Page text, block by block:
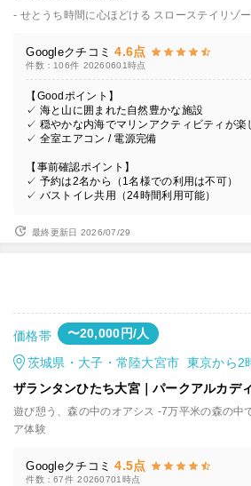
- せとうち時間に心ほどける スローステイリゾ
Googleクチコミ 4.6点
件数：106件 20260601時点
【Goodポイント】
✓ 海と山に囲まれた自然豊かな施設
✓ 穏やかな内海でマリンアクティビティが楽
✓ 全室エアコン / 電源完備
【事前確認ポイント】
✓ 予約は2名から（1名様での利用は不可）
✓ バストイレ共用（24時間利用可能）
最終更新日 2026/07/29
価格帯 〜20,000円/人
茨城県・大子・常陸大宮市 東京から2
ザランタンひたち大宮｜パークアルカデ
遊び憩う、森の中のオアシス -7万平米の森の中
ア体験
Googleクチコミ 4.5点
件数：67件 20260701時点